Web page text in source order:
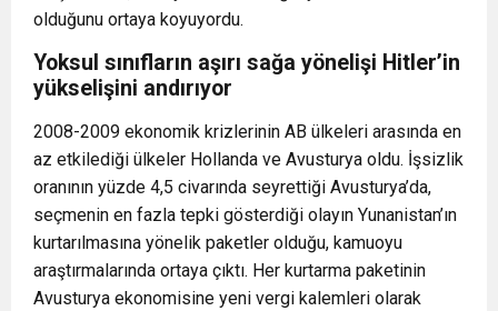
olduğunu ortaya koyuyordu.
Yoksul sınıfların aşırı sağa yönelişi Hitler’in
yükselişini andırıyor
2008-2009 ekonomik krizlerinin AB ülkeleri arasında en
az etkilediği ülkeler Hollanda ve Avusturya oldu. İşsizlik
oranının yüzde 4,5 civarında seyrettiği Avusturya’da,
seçmenin en fazla tepki gösterdiği olayın Yunanistan’ın
kurtarılmasına yönelik paketler olduğu, kamuoyu
araştırmalarında ortaya çıktı. Her kurtarma paketinin
Avusturya ekonomisine yeni vergi kalemleri olarak